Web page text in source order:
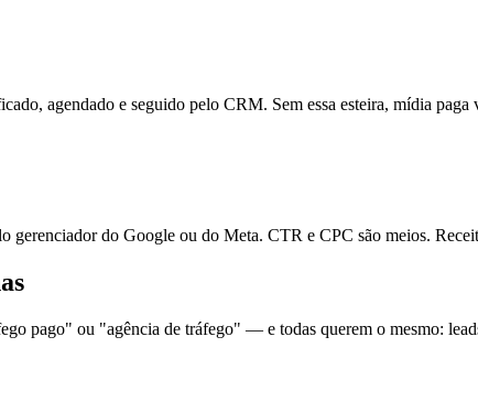
agendado e seguido pelo CRM. Sem essa esteira, mídia paga
do Google ou do Meta. CTR e CPC são meios.
pago" ou "agência de tráfego" — e todas querem o mesmo: